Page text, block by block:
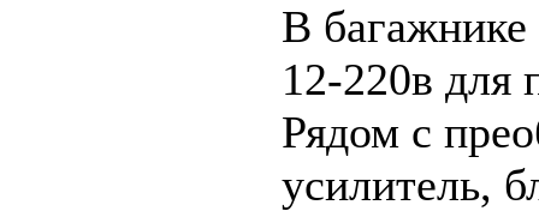
В багажнике
12-220в для
Рядом с
усилитель,